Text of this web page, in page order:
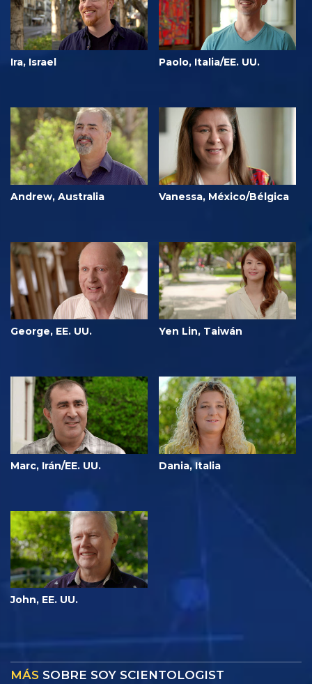
Ira, Israel Paolo, Italia/EE. UU.
Andrew, Australia Vanessa, México/Bélgica
George, EE. UU. Yen Lin, Taiwán
Marc, Irán/EE. UU. Dania, Italia
John, EE. UU.
MÁS SOBRE SOY SCIENTOLOGIST